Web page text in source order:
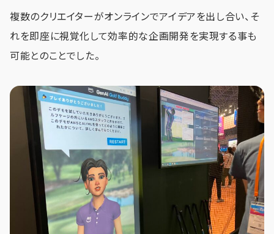
複数のクリエイターがオンラインでアイデアを出し合い、そ
れを即座に視覚化して効率的な企画開発を実現する事も
可能とのことでした。